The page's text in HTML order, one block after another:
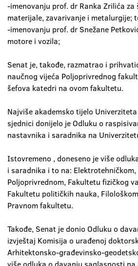
-imenovanju prof. dr Ranka Zrilića za
materijale, zavarivanje i metalurgije;
-imenovanju prof. dr Snežane
motore i vozila;
Senat je, takođe, razmatrao i
naučnog vijeća Poljoprivrednog
šefova katedri na ovom fakultetu.
Najviše akademsko tijelo
sjednici donijelo je Odluku o
nastavnika i saradnika na
Istovremeno , doneseno je više
i saradnika i to na: Elektrotehničkom,
Poljoprivrednom, Fakultetu fizičkog
Fakultetu političkih nauka,
Pravnom fakultetu.
Takođe, Senat je donio Odluku o
izvještaj Komisija o urađenoj
Arhitektonsko-građevinsko-